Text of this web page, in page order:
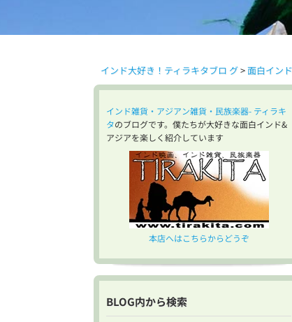
インド大好き！ティラキタブロ グ>面白イン
インド雑貨・アジアン雑貨・民族楽器- ティラキ
タのブログです。僕たちが大好きな面白インド&
アジアを楽しく紹介しています
本店へはこちらからどうぞ
BLOG内から検索